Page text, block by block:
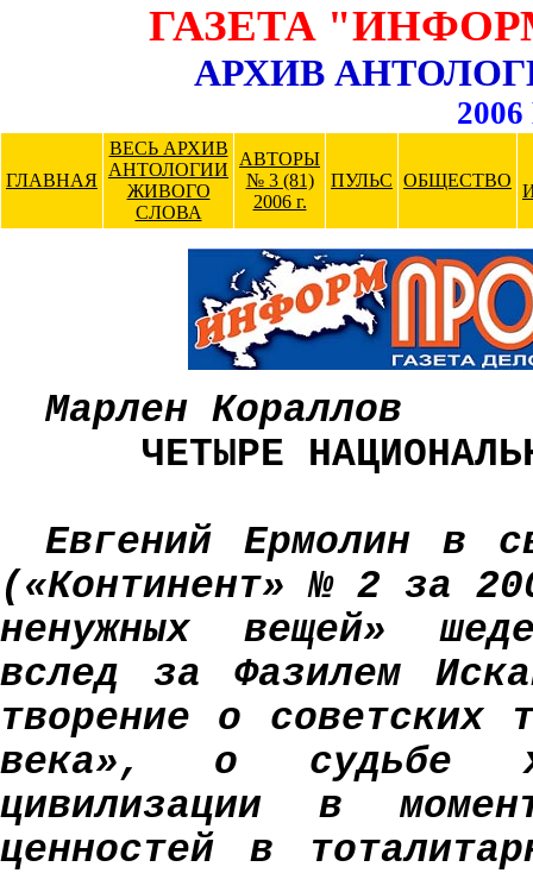
ГАЗЕТА
АРХИВ
ГЛАВНАЯ
ВЕСЬ АРХИВ
АНТОЛОГИИ
ЖИВОГО
СЛОВА
АВТОРЫ
№ 3 (81)
2006 г.
ПУЛЬС ОБЩЕСТВО
Марлен Кораллов
ЧЕТЫРЕ
Евгений Ермолин в
(«Континент» № 2 за
ненужных вещей»
вслед за Фазилем
творение о советских
века», о судьбе
цивилизации в
ценностей в